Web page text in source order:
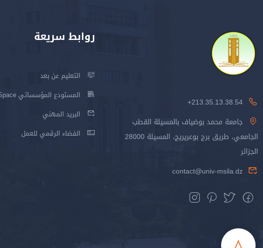
213.35.13.38.54+
جامعة محمد بوضياف بالمسيلة القطب
الجامعي، طريق برج بوعريريج، المسيلة 28000
الجزائر
contact@univ-msila.dz
روابط سريعة
التعليم عن بعد
المستودع المؤسساتي DSpace
البريد المهني
الفضاء الرقمي للعمل